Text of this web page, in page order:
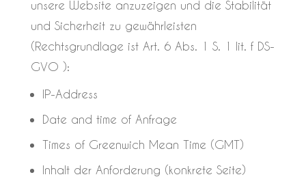
unsere Website anzuzeigen und die Stabilität
und Sicherheit zu gewährleisten
(Rechtsgrundlage ist Art. 6 Abs. 1 S. 1 lit. f DS-
GVO ):
IP-Address
Date and time of Anfrage
Times of Greenwich Mean Time (GMT)
Inhalt der Anforderung (konkrete Seite)